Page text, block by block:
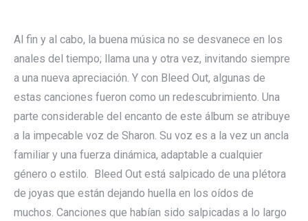
Al fin y al cabo, la buena música no se desvanece en los
anales del tiempo; llama una y otra vez, invitando siempre
a una nueva apreciación. Y con Bleed Out, algunas de
estas canciones fueron como un redescubrimiento. Una
parte considerable del encanto de este álbum se atribuye
a la impecable voz de Sharon. Su voz es a la vez un ancla
familiar y una fuerza dinámica, adaptable a cualquier
género o estilo. Bleed Out está salpicado de una plétora
de joyas que están dejando huella en los oídos de
muchos. Canciones que habían sido salpicadas a lo largo